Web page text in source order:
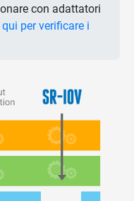
con adattatori
qui per verificare i